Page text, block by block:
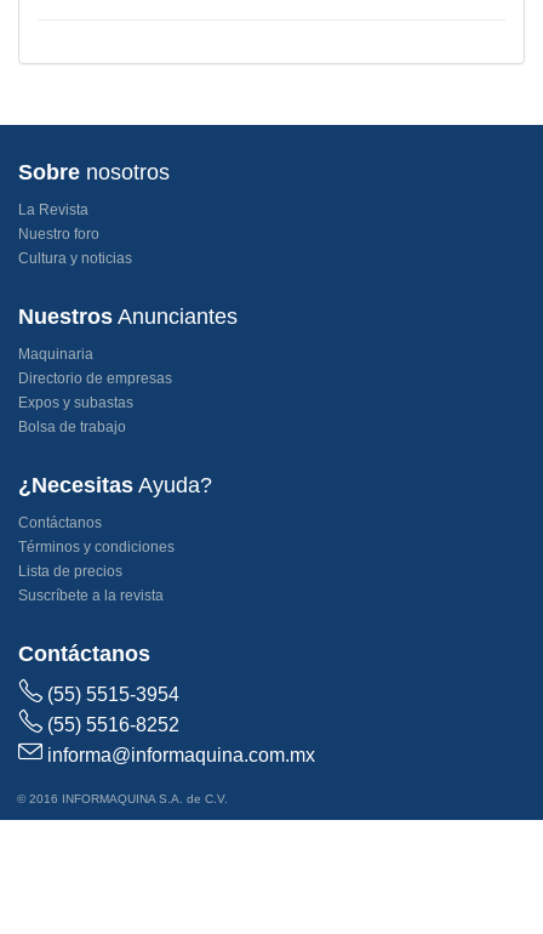
Sobre nosotros
La Revista
Nuestro foro
Cultura y noticias
Nuestros Anunciantes
Maquinaria
Directorio de empresas
Expos y subastas
Bolsa de trabajo
¿Necesitas Ayuda?
Contáctanos
Términos y condiciones
Lista de precios
Suscríbete a la revista
Contáctanos
(55) 5515-3954
(55) 5516-8252
informa@informaquina.com.mx
© 2016 INFORMAQUINA S.A. de C.V.